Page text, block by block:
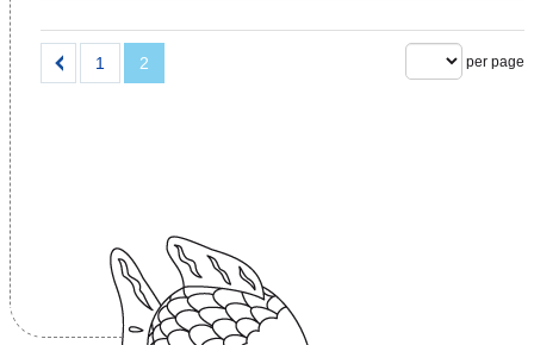
1 2 per page